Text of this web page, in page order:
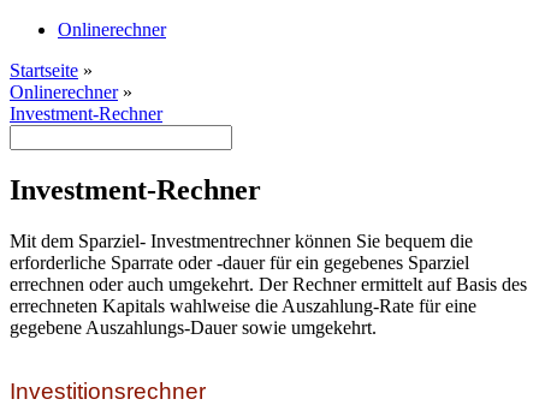
Onlinerechner
Startseite »
Onlinerechner»
Investment-Rechner
Investment-Rechner
Mit dem Sparziel- Investmentrechner können Sie bequem die
erforderliche Sparrate oder -dauer für ein gegebenes Sparziel
errechnen oder auch umgekehrt. Der Rechner ermittelt auf Basis des
errechneten Kapitals wahlweise die Auszahlung-Rate für eine
gegebene Auszahlungs-Dauer sowie umgekehrt.
Investitionsrechner